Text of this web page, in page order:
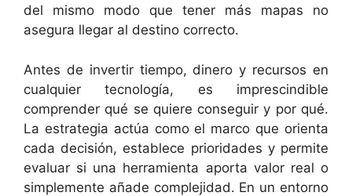
del mismo modo que tener más mapas no
asegura llegar al destino correcto.
Antes de invertir tiempo, dinero y recursos en
cualquier tecnología, es imprescindible
comprender qué se quiere conseguir y por qué.
La estrategia actúa como el marco que orienta
cada decisión, establece prioridades y permite
evaluar si una herramienta aporta valor real o
simplemente añade complejidad. En un entorno